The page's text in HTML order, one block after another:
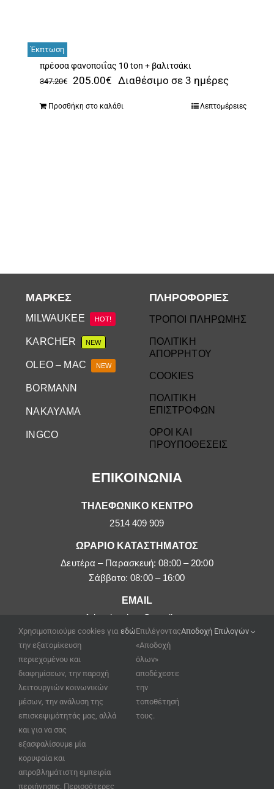
Έκπτωση
πρέσσα φανοποιΐας 10 ton + βαλιτσάκι
347.20€ Original
205.00€ ΗΔιαθέσιμο σε 3 ημέρες
Προσθήκη στο καλάθι Λεπτομέρειες
ΕΠΙΚΟΙΝΩΝΙΑ
ΤΗΛΕΦΩΝΙΚΟ ΚΕΝΤΡΟ
2514 409 909
ΩΡΑΡΙΟ ΚΑΤΑΣΤΗΜΑΤΟΣ
Δευτέρα – Παρασκευή: 08:00 – 20:00
Σάββατο: 08:00 – 16:00
EMAIL
afoipouloushop@gmail.com
ΜΆΡΚΕΣ
MILWAUKEE HOT!
KARCHER NEW
OLEO – MAC NEW
BORMANN
NAKAYAMA
INGCO
ΠΛΗΡΟΦΟΡΙΕΣ
ΤΡΟΠΟΙ ΠΛΗΡΩΜΗΣ
ΠΟΛΙΤΙΚΗ
ΑΠΟΡΡΗΤΟΥ
COOKIES
ΠΟΛΙΤΙΚΗ
ΕΠΙΣΤΡΟΦΩΝ
ΟΡΟΙ ΚΑΙ
ΠΡΟΥΠΟΘΕΣΕΙΣ
Χρησιμοποιούμε cookies για
την εξατομίκευση
περιεχομένου και
διαφημίσεων, την παροχή
λειτουργιών κοινωνικών
μέσων, την ανάλυση της
επισκεψιμότητάς μας, αλλά
και για να σας
εξασφαλίσουμε μία
κορυφαία και
απροβλημάτιστη εμπειρία
περιήγησης. Περισσότερες
εδώΕπιλέγοντας
«Αποδοχή
όλων»
αποδέχεστε
την
τοποθέτησή
τους.
Αποδοχή Επιλογών